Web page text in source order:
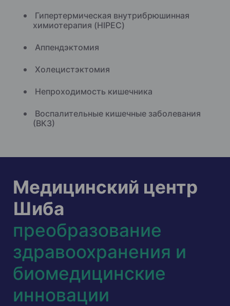
Гипертермическая внутрибрюшинная
химиотерапия (HIPEC)
Аппендэктомия
Холецистэктомия
Непроходимость кишечника
Воспалительные кишечные заболевания
(ВКЗ)
Медицинский центр
Шиба
преобразование
здравоохранения и
биомедицинские
инновации